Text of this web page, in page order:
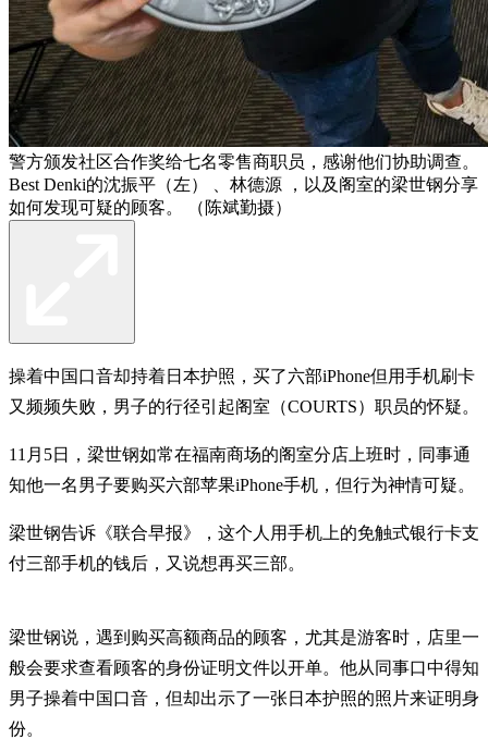
警方颁发社区合作奖给七名零售商职员，感谢他们协助调查。
Best Denki的沈振平（左） 、林德源 ，以及阁室的梁世钢分享
如何发现可疑的顾客。 （陈斌勤摄）
操着中国口音却持着日本护照，买了六部iPhone但用手机刷卡
又频频失败，男子的行径引起阁室（COURTS）职员的怀疑。
11月5日，梁世钢如常在福南商场的阁室分店上班时，同事通
知他一名男子要购买六部苹果iPhone手机，但行为神情可疑。
梁世钢告诉《联合早报》，这个人用手机上的免触式银行卡支
付三部手机的钱后，又说想再买三部。
梁世钢说，遇到购买高额商品的顾客，尤其是游客时，店里一
般会要求查看顾客的身份证明文件以开单。他从同事口中得知
男子操着中国口音，但却出示了一张日本护照的照片来证明身
份。